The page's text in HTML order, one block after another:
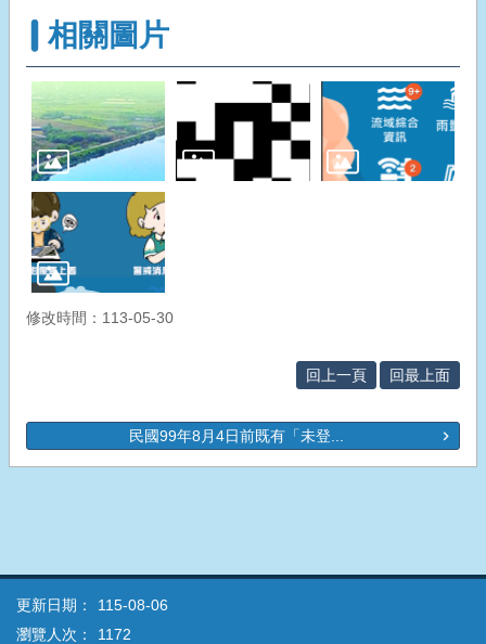
相關圖片
修改時間：113-05-30
回上一頁 回最上面
民國99年8月4日前既有「未登...
更新日期：
115-08-06
瀏覽人次：
1172